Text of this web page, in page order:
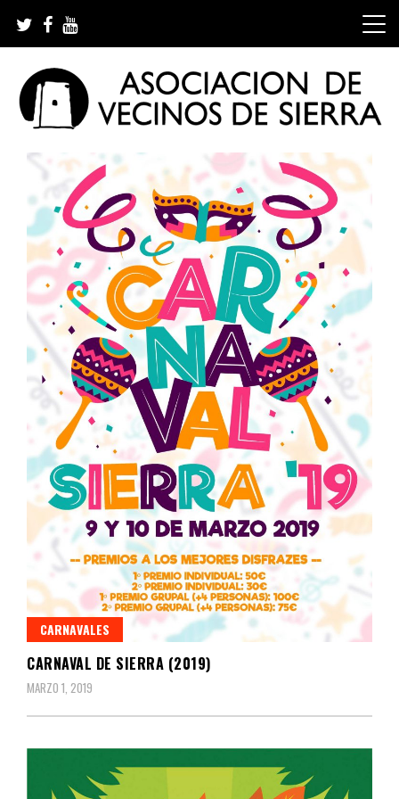
content
Asociación de Vecinos de Sierra
CARNAVALES
CARNAVAL DE SIERRA (2019)
MARZO 1, 2019